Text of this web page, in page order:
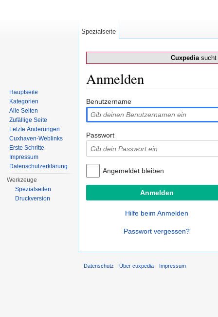
Cuxpediasucht
Anmelden
Benutzername
Passwort
Angemeldet bleiben
Hilfe beim Anmelden
Passwort vergessen?
Spezialseite
Hauptseite
Kategorien
Alle Seiten
Zufällige Seite
Letzte Änderungen
Cuxhaven-Weblinks
Erste Schritte
Impressum
Datenschutzerklärung
Werkzeuge
Spezialseiten
Druckversion
Datenschutz Über cuxpedia Impressum